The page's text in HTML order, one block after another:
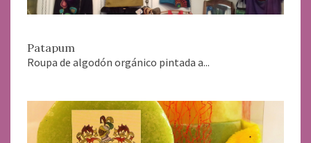
Patapum
Roupa de algodón orgánico pintada a...